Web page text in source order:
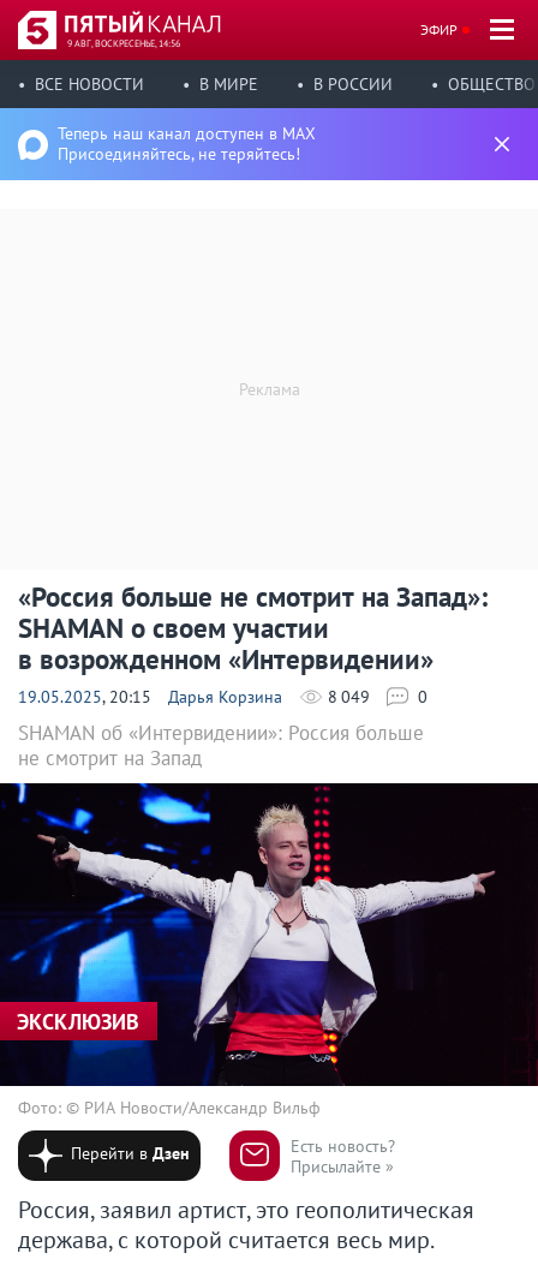
9 АВГ, ВОСКРЕСЕНЬЕ, 14:56
ЭФИР
ВСЕ НОВОСТИ В МИРЕ В РОССИИ ОБЩЕСТВО
Теперь наш канал доступен в MAX
Присоединяйтесь, не теряйтесь!
«Россия больше не смотрит на Запад»:
SHAMAN о своем участии
в возрожденном «Интервидении»
19.05.2025, 20:15 Дарья Корзина 8 049 0
SHAMAN об «Интервидении»: Россия больше
не смотрит на Запад
ЭКСКЛЮЗИВ
Фото: © РИА Новости/Александр Вильф
Перейти вДзен
Есть новость?
Присылайте »
Россия, заявил артист, это геополитическая
держава, с которой считается весь мир.